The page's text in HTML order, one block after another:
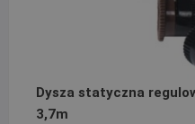
Dysza statyczna
3,7m